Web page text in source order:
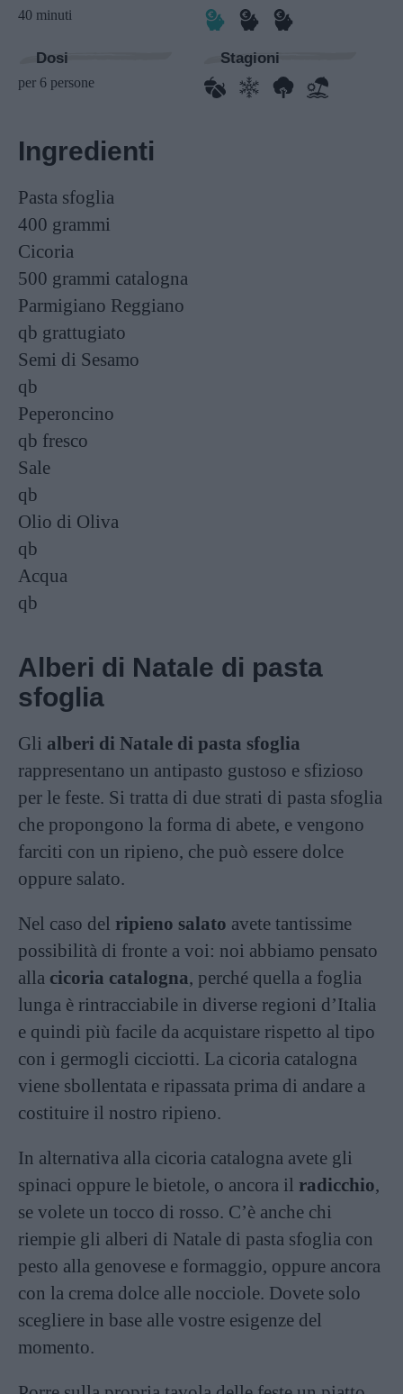
40 minuti
Dosi
per 6 persone
Stagioni
Ingredienti
Pasta sfoglia
400 grammi
Cicoria
500 grammi catalogna
Parmigiano Reggiano
qb grattugiato
Semi di Sesamo
qb
Peperoncino
qb fresco
Sale
qb
Olio di Oliva
qb
Acqua
qb
Alberi di Natale di pasta
sfoglia
Gli alberi di Natale di pasta sfoglia
rappresentano un antipasto gustoso e sfizioso
per le feste. Si tratta di due strati di pasta sfoglia
che propongono la forma di abete, e vengono
farciti con un ripieno, che può essere dolce
oppure salato.
Nel caso del ripieno salato avete tantissime
possibilità di fronte a voi: noi abbiamo pensato
alla cicoria catalogna, perché quella a foglia
lunga è rintracciabile in diverse regioni d’Italia
e quindi più facile da acquistare rispetto al tipo
con i germogli cicciotti. La cicoria catalogna
viene sbollentata e ripassata prima di andare a
costituire il nostro ripieno.
In alternativa alla cicoria catalogna avete gli
spinaci oppure le bietole, o ancora il radicchio,
se volete un tocco di rosso. C’è anche chi
riempie gli alberi di Natale di pasta sfoglia con
pesto alla genovese e formaggio, oppure ancora
con la crema dolce alle nocciole. Dovete solo
scegliere in base alle vostre esigenze del
momento.